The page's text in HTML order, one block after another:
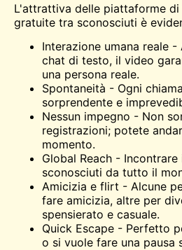
L'attrattiva delle piattaforme
gratuite tra sconosciuti è
Interazione umana reale
chat di testo, il video
una persona reale.
Spontaneità - Ogni
sorprendente e
Nessun impegno - Non
registrazioni; potete
momento.
Global Reach -
sconosciuti da tutto il
Amicizia e flirt - Alcune
fare amicizia, altre per
spensierato e casuale.
Quick Escape - Perfetto
o si vuole fare una pausa